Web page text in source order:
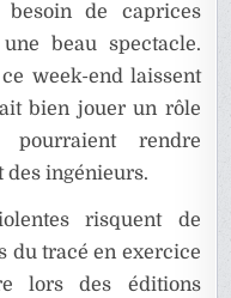
de caprices
beau spectacle.
week-end laissent
bien jouer un rôle
pourraient rendre
ingénieurs.
risquent de
du tracé en exercice
lors des éditions